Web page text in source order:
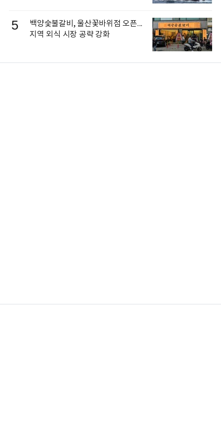
5
백양숯불갈비, 울산꽃바위점 오픈...
지역 외식 시장 공략 강화